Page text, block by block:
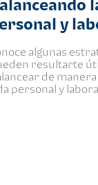
y
algunas
resultarte
de
personal y